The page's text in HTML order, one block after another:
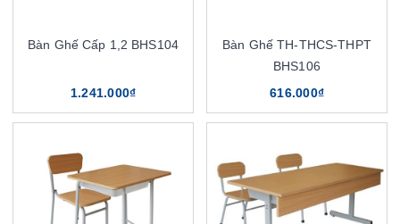
Bàn Ghế Cấp 1,2 BHS104
1.241.000₫
Bàn Ghế TH-THCS-THPT
BHS106
616.000₫